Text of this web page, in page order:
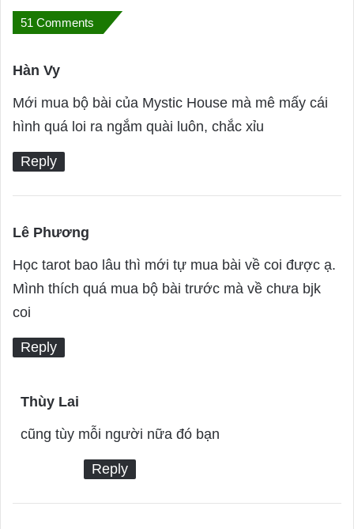
51 Comments
Hàn Vy
a
y
:
Mới mua bộ bài của Mystic House mà mê mấy cái
hình quá loi ra ngắm quài luôn, chắc xỉu
Reply
Lê Phương
a
y
Học tarot bao lâu thì mới tự mua bài về coi được ạ.
Mình thích quá mua bộ bài trước mà về chưa bjk
coi
Reply
Thùy Lai
a
s
:
cũng tùy mỗi người nữa đó bạn
Reply